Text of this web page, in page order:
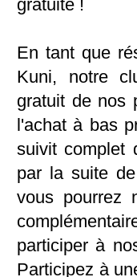
gratuite !
En tant que
Kuni, notre
gratuit de nos
l'achat à bas
suivit complet
par la suite
vous pourrez
participer à
Participez à